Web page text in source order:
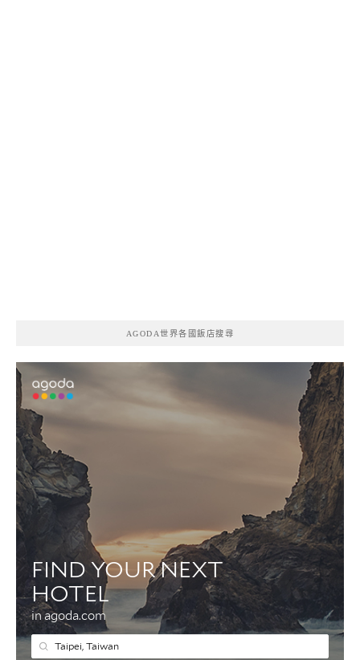
AGODA世界各國飯店搜尋